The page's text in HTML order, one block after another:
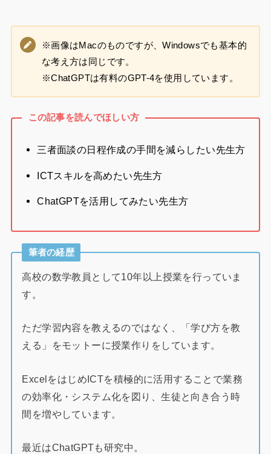
※画像はMacのものですが、Windowsでも基本的
な考え方は同じです。
※ChatGPTは有料のGPT-4を使用しています。
この記事を読んでほしい方
三者面談の日程作成の手間を減らしたい先生方
ICTスキルを高めたい先生方
ChatGPTを活用してみたい先生方
筆者の経歴
高校の数学教員として10年以上授業を行っていま
す。
ただ学習内容を教えるのではなく、「学び方を教
える」をモットーに授業作りをしています。
ExcelをはじめICTを積極的に活用することで業務
の効率化・システム化を図り、生徒と向き合う時
間を増やしています。
最近はChatGPTも研究中。